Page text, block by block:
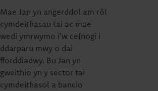
Mae Jan yn angerddol am rôl
cymdeithasau tai ac mae
wedi ymrwymo i'w cefnogi i
ddarparu mwy o dai
fforddiadwy. Bu Jan yn
gweithio yn y sector tai
cymdeithasol a bancio